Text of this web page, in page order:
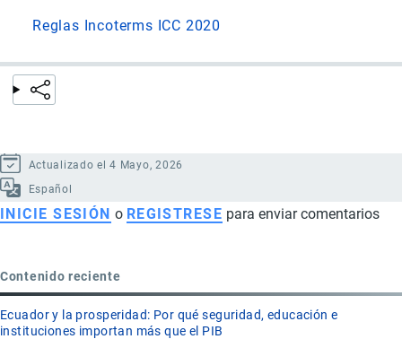
Reglas Incoterms ICC 2020
Actualizado el 4 Mayo, 2026
Español
INICIE SESIÓN o REGISTRESE para enviar comentarios
Contenido reciente
Ecuador y la prosperidad: Por qué seguridad, educación e
instituciones importan más que el PIB